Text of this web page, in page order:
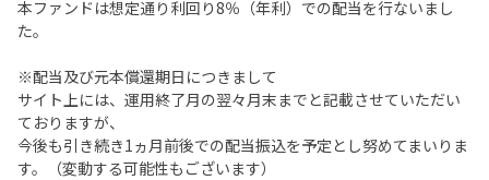
本ファンドは想定通り利回り8％（年利）での配当を行ないまし
た。
※配当及び元本償還期日につきまして
サイト上には、運用終了月の翌々月末までと記載させていただい
ておりますが、
今後も引き続き1ヵ月前後での配当振込を予定とし努めてまいりま
す。（変動する可能性もございます）